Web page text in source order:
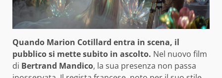
Quando Marion Cotillard entra in scena, il
pubblico si mette subito in ascolto. Nel nuovo film
di Bertrand Mandico, la sua presenza non passa